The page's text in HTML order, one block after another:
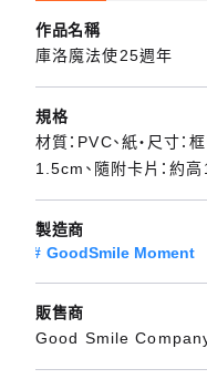
作品名稱
庫洛魔法使25週年
規格
材質：PVC、紙・尺寸
1.5cm、隨附卡片：約
製造商
GoodSmile Moment
販售商
Good Smile